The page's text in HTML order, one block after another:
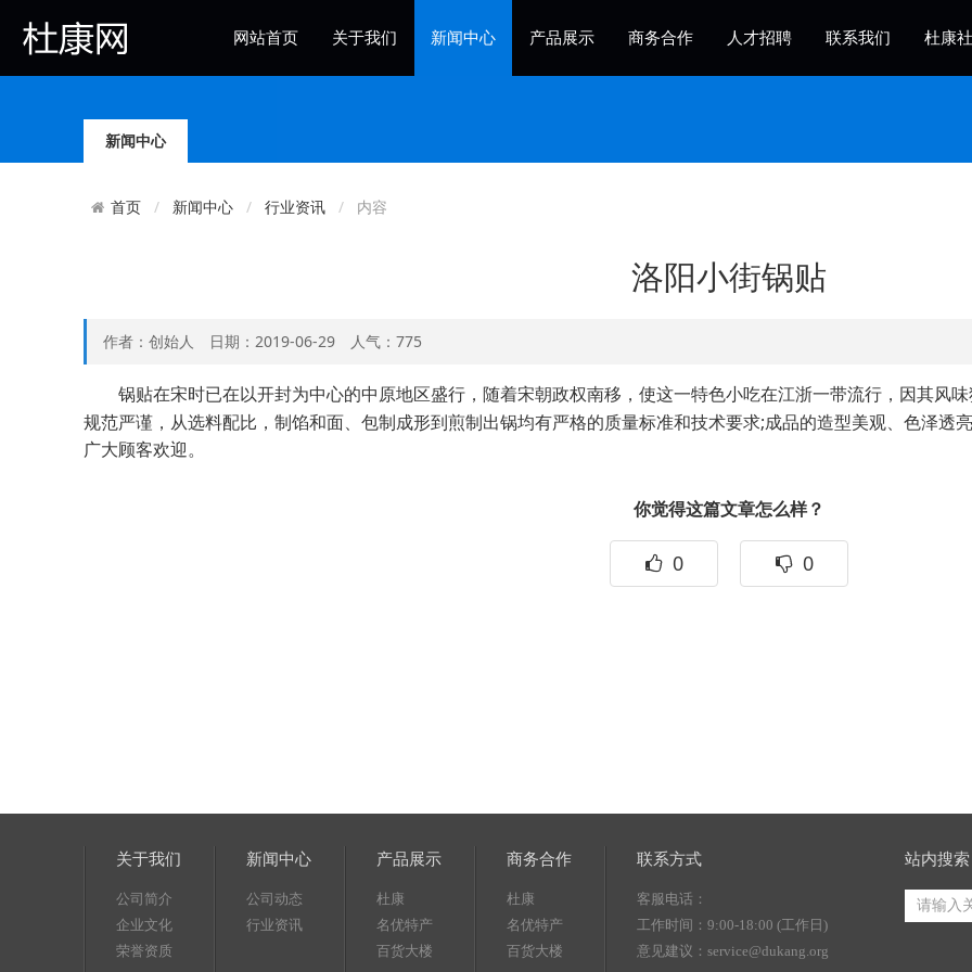
网站首页 关于我们 新闻中心 产品展示 商务合作 人才招聘 联系我们 杜康
新闻中心
首页 新闻中心 行业资讯 内容
洛阳小街锅贴
作者：创始人 日期：2019-06-29 人气：775
锅贴在宋时已在以开封为中心的中原地区盛行，随着宋朝政权南移，使这一特色小吃在江浙一带流行，因其风
规范严谨，从选料配比，制馅和面、包制成形到煎制出锅均有严格的质量标准和技术要求;成品的造型美观、色泽透
广大顾客欢迎。
你觉得这篇文章怎么样？
0 0
关于我们
公司简介
企业文化
荣誉资质
新闻中心
公司动态
行业资讯
产品展示
杜康
名优特产
百货大楼
商务合作
杜康
名优特产
百货大楼
联系方式
客服电话：
工作时间：9:00-18:00 (工作日)
意见建议：service@dukang.org
站内搜